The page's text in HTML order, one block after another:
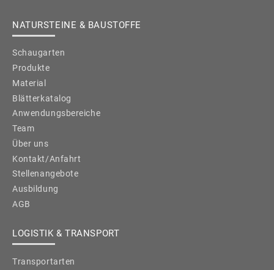
NATURSTEINE & BAUSTOFFE
Schaugarten
Produkte
Material
Blätterkatalog
Anwendungsbereiche
Team
Über uns
Kontakt/Anfahrt
Stellenangebote
Ausbildung
AGB
LOGISTIK & TRANSPORT
Transportarten